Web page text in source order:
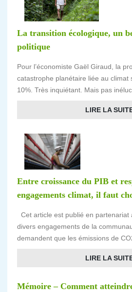
La transition écologique, un
politique
Pour l’économiste Gaël Giraud, la
catastrophe planétaire liée au climat
10%. Très inquiétant. Mais pas
LIRE LA
Entre croissance du PIB et
engagements climat, il faut
Cet article est publié en partenariat
divers engagements de la
demandent que les émissions de
LIRE LA
Mémoire – Comment